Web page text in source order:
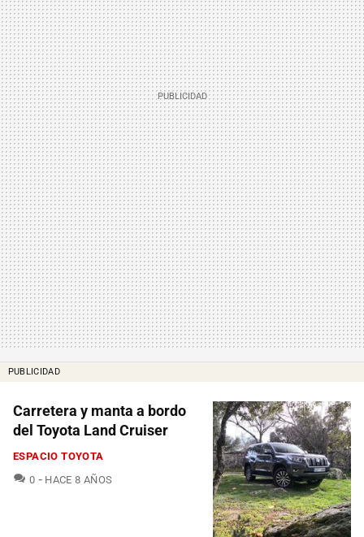
PUBLICIDAD
Carretera y manta a bordo
del Toyota Land Cruiser
ESPACIO TOYOTA
0 COMENTARIOS
HACE 8 AÑOS